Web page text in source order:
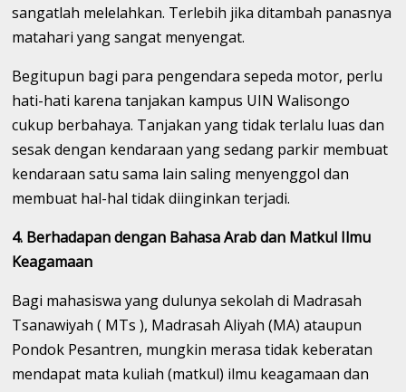
sangatlah melelahkan. Terlebih jika ditambah panasnya
matahari yang sangat menyengat.
Begitupun bagi para pengendara sepeda motor, perlu
hati-hati karena tanjakan kampus UIN Walisongo
cukup berbahaya. Tanjakan yang tidak terlalu luas dan
sesak dengan kendaraan yang sedang parkir membuat
kendaraan satu sama lain saling menyenggol dan
membuat hal-hal tidak diinginkan terjadi.
4. Berhadapan dengan Bahasa Arab dan Matkul Ilmu
Keagamaan
Bagi mahasiswa yang dulunya sekolah di Madrasah
Tsanawiyah ( MTs ), Madrasah Aliyah (MA) ataupun
Pondok Pesantren, mungkin merasa tidak keberatan
mendapat mata kuliah (matkul) ilmu keagamaan dan